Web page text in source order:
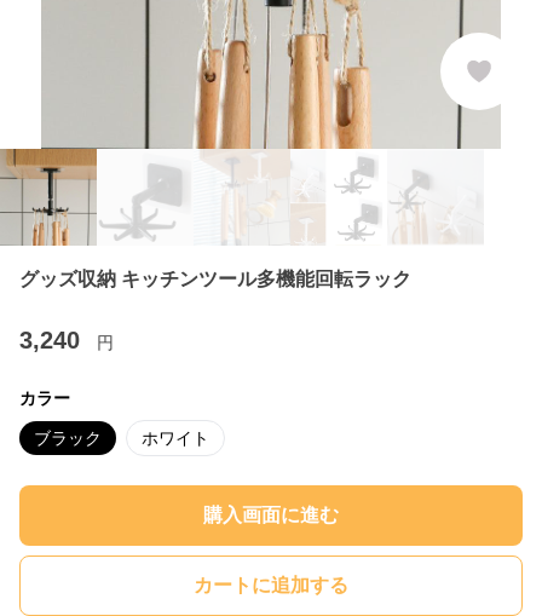
グッズ収納 キッチンツール多機能回転ラック
3,240 円
カラー
ブラック ホワイト
購入画面に進む
カートに追加する